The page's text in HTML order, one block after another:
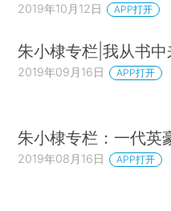
2019年10月12日 APP打开
朱小棣专栏|我从书中
2019年09月16日 APP打开
朱小棣专栏：一代英
2019年08月16日 APP打开